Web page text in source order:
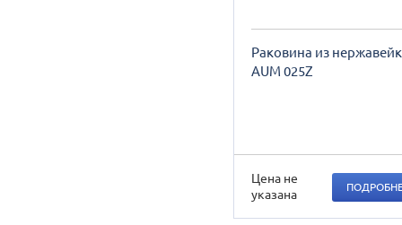
Раковина из
AUM 025Z
Цена не
указана